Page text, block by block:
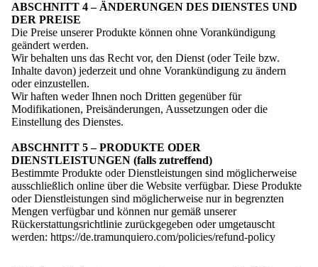
ABSCHNITT 4 – ÄNDERUNGEN DES DIENSTES UND
DER PREISE
Die Preise unserer Produkte können ohne Vorankündigung
geändert werden.
Wir behalten uns das Recht vor, den Dienst (oder Teile bzw.
Inhalte davon) jederzeit und ohne Vorankündigung zu ändern
oder einzustellen.
Wir haften weder Ihnen noch Dritten gegenüber für
Modifikationen, Preisänderungen, Aussetzungen oder die
Einstellung des Dienstes.
ABSCHNITT 5 – PRODUKTE ODER
DIENSTLEISTUNGEN (falls zutreffend)
Bestimmte Produkte oder Dienstleistungen sind möglicherweise
ausschließlich online über die Website verfügbar. Diese Produkte
oder Dienstleistungen sind möglicherweise nur in begrenzten
Mengen verfügbar und können nur gemäß unserer
Rückerstattungsrichtlinie zurückgegeben oder umgetauscht
werden: https://de.tramunquiero.com/policies/refund-policy